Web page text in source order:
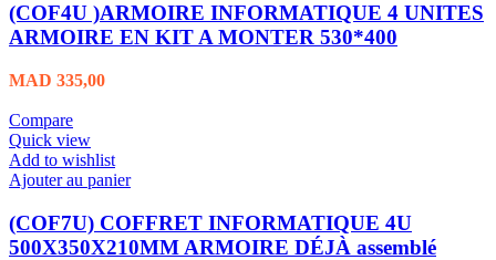
(COF4U )ARMOIRE INFORMATIQUE 4 UNITES
ARMOIRE EN KIT A MONTER 530*400
MAD 335,00
Compare
Quick view
Add to wishlist
Ajouter au panier
(COF7U) COFFRET INFORMATIQUE 4U
500X350X210MM ARMOIRE DÉJÀ assemblé